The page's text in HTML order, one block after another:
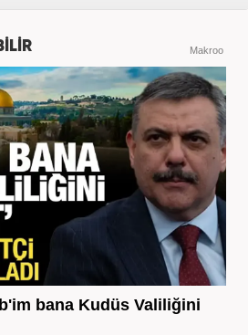
Makroo
bana Kudüs Valiliğini